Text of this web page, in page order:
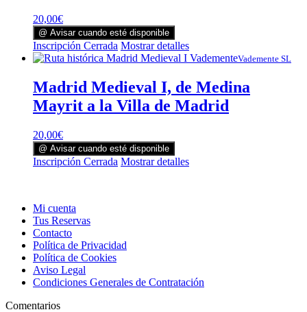
20,00€
@ Avisar cuando esté disponible
Inscripción Cerrada Mostrar detalles
Vademente SL
Madrid Medieval I, de Medina
Mayrit a la Villa de Madrid
20,00€
@ Avisar cuando esté disponible
Inscripción Cerrada Mostrar detalles
Mi cuenta
Tus Reservas
Contacto
Política de Privacidad
Política de Cookies
Aviso Legal
Condiciones Generales de Contratación
Comentarios